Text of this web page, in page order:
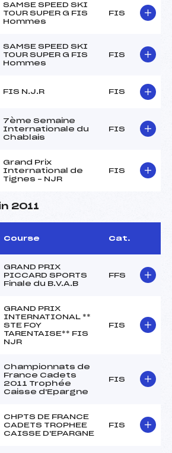
SAMSE SPEED SKI
TOUR SUPER G FIS
Hommes
FIS
SAMSE SPEED SKI
TOUR SUPER G FIS
Hommes
FIS
FIS N.J.R FIS
7ème Semaine
Internationale du
Chablais
FIS
Grand Prix
International de
Tignes – NJR
FIS
2011
Course Cat.
GRAND PRIX
PICCARD SPORTS
Finale du B.V.A.B
FFS
GRAND PRIX
INTERNATIONAL **
STE FOY
TARENTAISE** FIS
NJR
FIS
Championnats de
France Cadets
2011 Trophée
Caisse d'Epargne
FIS
CHPTS DE FRANCE
CADETS TROPHEE
CAISSE D'EPARGNE
FIS